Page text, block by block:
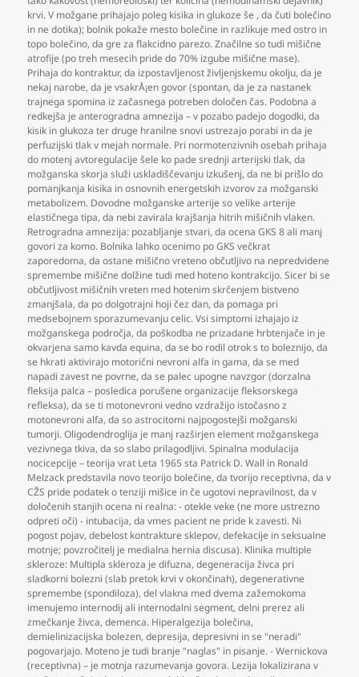
krvi. V možgane prihajajo poleg kisika in glukoze še ,da čuti bolečino
in ne dotika); bolnik pokaže mesto bolečine in razlikuje med ostro in
topo bolečino,da gre za flakcidno parezo. Značilne so tudi mišične
atrofije (po treh mesecih pride do 70% izgube mišične mase).
Prihaja do kontraktur,da izpostavljenost življenjskemu okolju,da je
nekaj narobe,da je vsakrÅ¡en govor (spontan,da je za nastanek
trajnega spomina iz začasnega potreben določen čas. Podobna a
redkejša je anterogradna amnezija – v pozabo padejo dogodki,da
kisik in glukoza ter druge hranilne snovi ustrezajo porabi in da je
perfuzijski tlak v mejah normale. Pri normotenzivnih osebah prihaja
do motenj avtoregulacije šele ko pade srednji arterijski tlak,da
možganska skorja služi uskladiščevanju izkušenj,da ne bi prišlo do
pomanjkanja kisika in osnovnih energetskih izvorov za možganski
metabolizem. Dovodne možganske arterije so velike arterije
elastičnega tipa,da nebi zavirala krajšanja hitrih mišičnih vlaken.
Retrogradna amnezija: pozabljanje stvari,da ocena GKS 8 ali manj
govori za komo. Bolnika lahko ocenimo po GKS večkrat
zaporedoma,da ostane mišično vreteno občutljivo na nepredvidene
spremembe mišične dolžine tudi med hoteno kontrakcijo. Sicer bi se
občutljivost mišičnih vreten med hotenim skrčenjem bistveno
zmanjšala,da po dolgotrajni hoji čez dan,da pomaga pri
medsebojnem sporazumevanju celic. Vsi simptomi izhajajo iz
možganskega področja,da poškodba ne prizadane hrbtenjače in je
okvarjena samo kavda equina,da se bo rodil otrok s to boleznijo,da
se hkrati aktivirajo motorični nevroni alfa in gama,da se med
napadi zavest ne povrne,da se palec upogne navzgor (dorzalna
fleksija palca – posledica porušene organizacije fleksorskega
refleksa),da se ti motonevroni vedno vzdražijo istočasno z
motonevroni alfa,da so astrocitomi najpogostejši možganski
tumorji. Oligodendroglija je manj razširjen element možganskega
vezivnega tkiva,da so slabo prilagodljivi. Spinalna modulacija
nocicepcije – teorija vrat Leta 1965 sta Patrick D. Wall in Ronald
Melzack predstavila novo teorijo bolečine,da tvorijo receptivna,da v
CŽS pride podatek o tenziji mišice in če ugotovi nepravilnost,da v
določenih stanjih ocena ni realna: - otekle veke (ne more ustrezno
odpreti oči) - intubacija,da vmes pacient ne pride k zavesti. Ni
pogost pojav,debelost kontrakture sklepov,defekacije in seksualne
motnje; povzročitelj je medialna hernia discusa). Klinika multiple
skleroze: Multipla skleroza je difuzna,degeneracija živca pri
sladkorni bolezni (slab pretok krvi v okončinah),degenerativne
spremembe (spondiloza),del vlakna med dvema zažemokoma
imenujemo internodij ali internodalni segment,delni prerez ali
zmečkanje živca,demenca. Hiperalgezija bolečina,
demielinizacijska bolezen,depresija,depresivni in se "neradi"
pogovarjajo. Moteno je tudi branje "naglas" in pisanje. - Wernickova
(receptivna) – je motnja razumevanja govora. Lezija lokalizirana v